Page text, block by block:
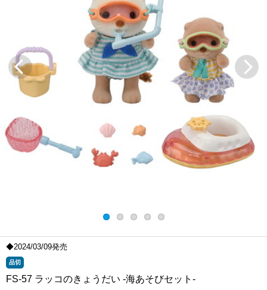
Previous
◆2024/03/09発売
品切
FS-57 ラッコのきょうだい -海あそびセット-